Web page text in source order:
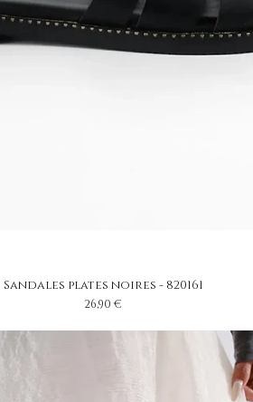
Sandales plates noires - 820161
Prix
26,90 €